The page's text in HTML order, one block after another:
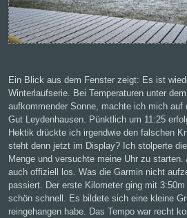
Ein Blick aus dem Fenster zeigt: Es ist
Winterlaufserie. Bei Temperaturen unter
aufkommender Sonne, machte ich mich auf
Gut Leydenhausen. Pünktlich um 11:25
Hektik drückte ich irgendwie den falschen
steht denn jetzt im Display? Ich stolperte
Menge und versuchte meine Uhr zu
auch offiziell los. Was die Garmin nicht
passiert. Der erste Kilometer ging mit
schön schnell. Es bildete sich eine kleine
reingehangen habe. Das Tempo war recht